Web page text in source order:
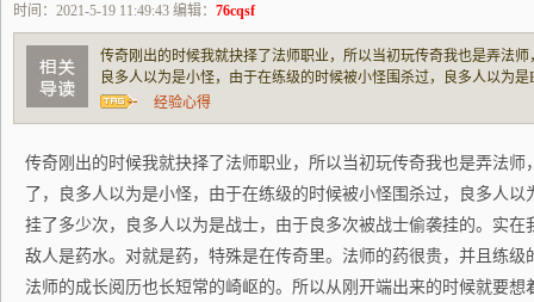
时间：2021-5-19 11:49:43 编辑： 76cqsf
传奇刚出的时候我就抉择了法师职业，所以当初玩传奇我也是弄法
良多人以为是小怪，由于在练级的时候被小怪围杀过，良多人以为
次，良多人以为是战士，由于良多次被战士偷袭挂的。实在我感到
对就是药，特殊是在传奇里。法师的药很贵，并
经验心得
传奇刚出的时候我就抉择了法师职业，所以当初玩传奇我也是弄法
了，良多人以为是小怪，由于在练级的时候被小怪围杀过，良多人以
挂了多少次，良多人以为是战士，由于良多次被战士偷袭挂的。实
敌人是药水。对就是药，特殊是在传奇里。法师的药很贵，并且练
法师的成长阅历也长短常的崎岖的。所以从刚开端出来的时候就要